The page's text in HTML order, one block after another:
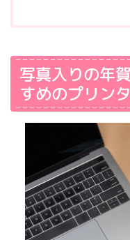
写真入りの年
すめのプリン